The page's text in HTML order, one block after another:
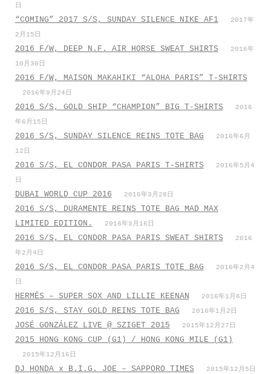
日
“COMING” 2017 S/S, SUNDAY SILENCE NIKE AF1
2017年
2月15日
2016 F/W, DEEP N.F. AIR HORSE SWEAT SHIRTS
2016年
10月30日
2016 F/W, MAISON MAKAHIKI “ALOHA PARIS” T-SHIRTS
2016年9月24日
2016 S/S, GOLD SHIP “CHAMPION” BIG T-SHIRTS
2016
年6月15日
2016 S/S, SUNDAY SILENCE REINS TOTE BAG
2016年6月
12日
2016 S/S, EL CONDOR PASA PARIS T-SHIRTS
2016年5月4
日
DUBAI WORLD CUP 2016 2016年3月28日
2016 S/S, DURAMENTE REINS TOTE BAG MAD MAX
LIMITED EDITION.
2016年3月16日
2016 S/S, EL CONDOR PASA PARIS SWEAT SHIRTS
2016
年2月4日
2016 S/S, EL CONDOR PASA PARIS TOTE BAG
2016年2月4
日
HERMÉS – SUPER SOX AND LILLIE KEENAN 2016年1月6日
2016 S/S, STAY GOLD REINS TOTE BAG 2016年1月2日
JOSÉ GONZÁLEZ LIVE @ SZIGET 2015 2015年12月27日
2015 HONG KONG CUP (G1) / HONG KONG MILE (G1)
2015年12月16日
DJ HONDA x B.I.G. JOE – SAPPORO TIMES 2015年12月5日